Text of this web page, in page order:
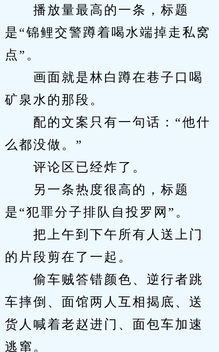
播放量最高的一条，标题
是“锦鲤交警蹲着喝水端掉走私窝
点”。
画面就是林白蹲在巷子口喝
矿泉水的那段。
配的文案只有一句话：“他什
么都没做。”
评论区已经炸了。
另一条热度很高的，标题
是“犯罪分子排队自投罗网”。
把上午到下午所有人送上门
的片段剪在了一起。
偷车贼答错颜色、逆行者跳
车摔倒、面馆两人互相揭底、送
货人喊着老赵进门、面包车加速
逃窜。